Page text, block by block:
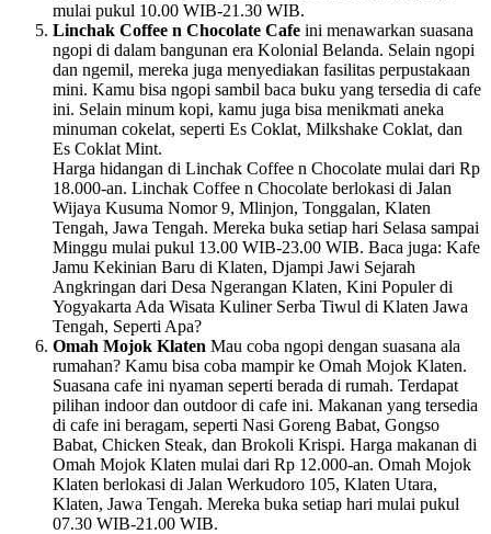
mulai pukul 10.00 WIB-21.30 WIB.
Linchak Coffee n Chocolate Cafe ini menawarkan suasana
ngopi di dalam bangunan era Kolonial Belanda. Selain ngopi
dan ngemil, mereka juga menyediakan fasilitas perpustakaan
mini. Kamu bisa ngopi sambil baca buku yang tersedia di cafe
ini. Selain minum kopi, kamu juga bisa menikmati aneka
minuman cokelat, seperti Es Coklat, Milkshake Coklat, dan
Es Coklat Mint.
Harga hidangan di Linchak Coffee n Chocolate mulai dari Rp
18.000-an. Linchak Coffee n Chocolate berlokasi di Jalan
Wijaya Kusuma Nomor 9, Mlinjon, Tonggalan, Klaten
Tengah, Jawa Tengah. Mereka buka setiap hari Selasa sampai
Minggu mulai pukul 13.00 WIB-23.00 WIB. Baca juga: Kafe
Jamu Kekinian Baru di Klaten, Djampi Jawi Sejarah
Angkringan dari Desa Ngerangan Klaten, Kini Populer di
Yogyakarta Ada Wisata Kuliner Serba Tiwul di Klaten Jawa
Tengah, Seperti Apa?
Omah Mojok Klaten Mau coba ngopi dengan suasana ala
rumahan? Kamu bisa coba mampir ke Omah Mojok Klaten.
Suasana cafe ini nyaman seperti berada di rumah. Terdapat
pilihan indoor dan outdoor di cafe ini. Makanan yang tersedia
di cafe ini beragam, seperti Nasi Goreng Babat, Gongso
Babat, Chicken Steak, dan Brokoli Krispi. Harga makanan di
Omah Mojok Klaten mulai dari Rp 12.000-an. Omah Mojok
Klaten berlokasi di Jalan Werkudoro 105, Klaten Utara,
Klaten, Jawa Tengah. Mereka buka setiap hari mulai pukul
07.30 WIB-21.00 WIB.